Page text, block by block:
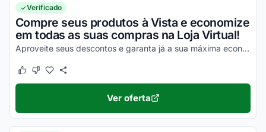
Verificado
Compre seus produtos à Vista e economize
em todas as suas compras na Loja Virtual!
Aproveite seus descontos e garanta já a sua máxima economia em todas as compras!
Este cupom funcionou
Este cupom não funcionou
Ver oferta